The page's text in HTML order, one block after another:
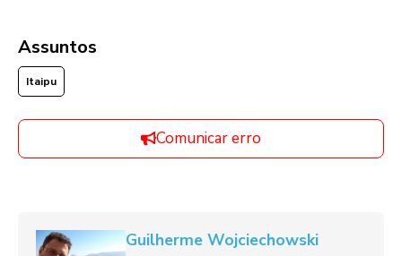
Assuntos
Itaipu
Comunicar erro
Guilherme Wojciechowski